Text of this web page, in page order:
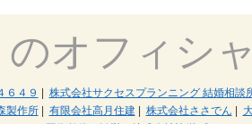
のオフィシ
６４９
株式会社サクセスプランニング 結婚相談
製作所| 有限会社高月住建| 株式会社ささでん